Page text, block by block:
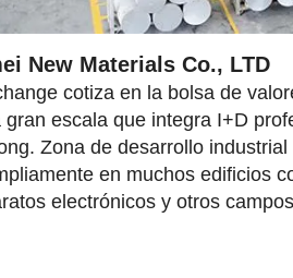
New Materials Co., LTD
cotiza en la bolsa de
escala que integra I+D
Zona de desarrollo
en muchos edificios
electrónicos y otros